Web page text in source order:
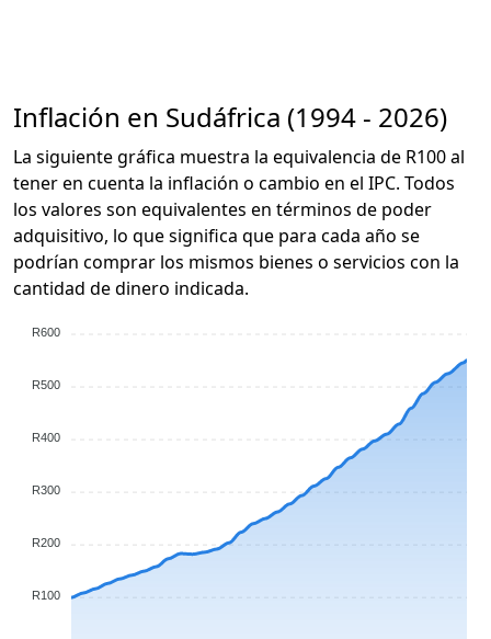
Inflación en Sudáfrica (1994 - 2026)
La siguiente gráfica muestra la equivalencia de R100 al
tener en cuenta la inflación o cambio en el IPC. Todos
los valores son equivalentes en términos de poder
adquisitivo, lo que significa que para cada año se
podrían comprar los mismos bienes o servicios con la
cantidad de dinero indicada.
R600
R500
R400
R300
R200
R100